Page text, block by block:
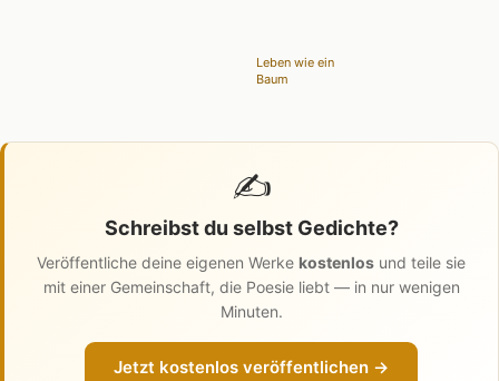
Leben wie ein
Baum
✍️
Schreibst du selbst Gedichte?
Veröffentliche deine eigenen Werke kostenlos und teile sie
mit einer Gemeinschaft, die Poesie liebt — in nur wenigen
Minuten.
Jetzt kostenlos veröffentlichen →